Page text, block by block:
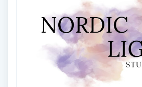
Nagelförlängning akryl
Nagelförlängning gelé
Nagelförlängning glasfiber